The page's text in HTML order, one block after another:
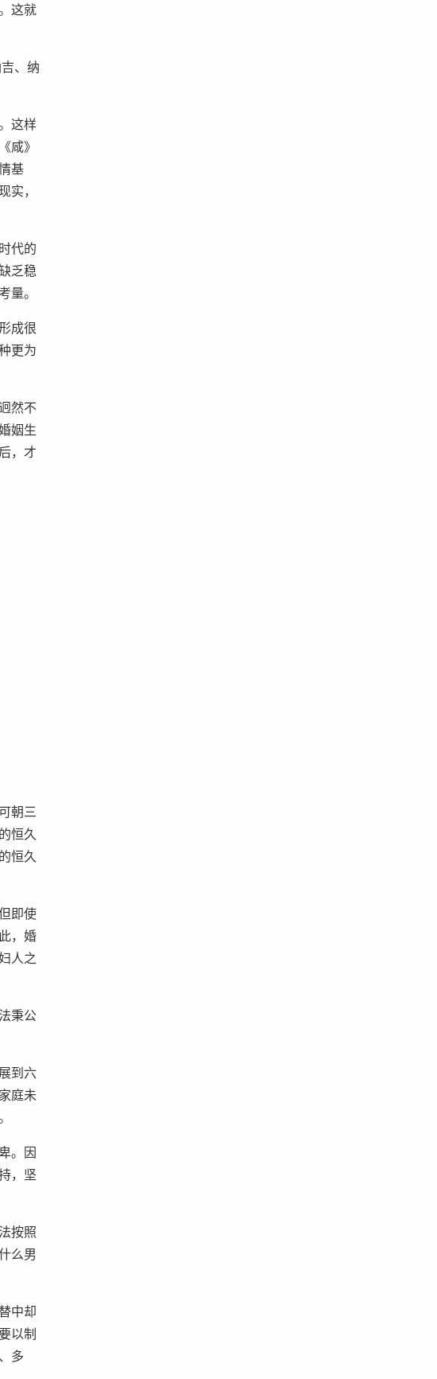
这就
、纳
这样
咸》
基
实，
代的
乏稳
量。
成很
更为
然不
姻生
，才
朝三
恒久
恒久
即使
，婚
人之
秉公
到六
庭未
。因
，坚
按照
么男
中却
以制
多